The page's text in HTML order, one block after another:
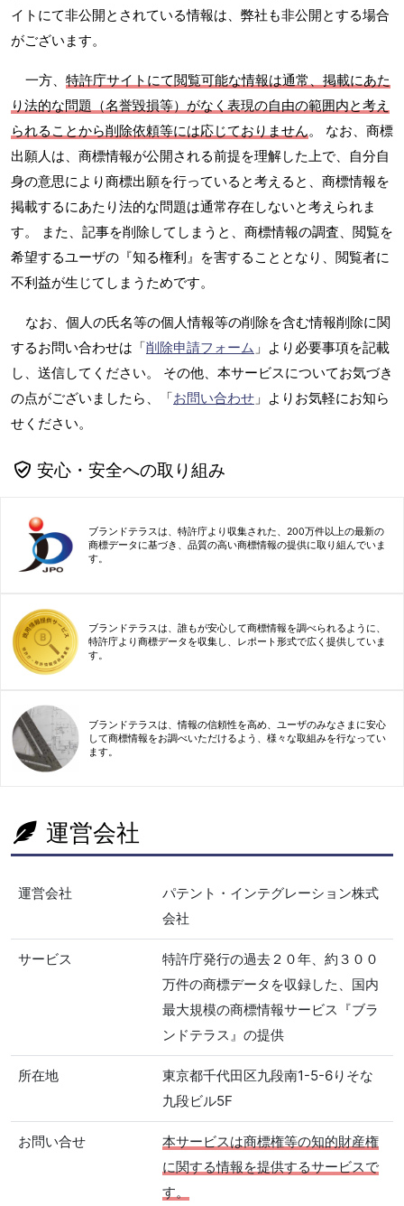
イトにて非公開とされている情報は、弊社も非公開とする場合
がございます。
一方、 特許庁サイトにて閲覧可能な情報は通常、掲載にあた
り法的な問題（名誉毀損等）がなく表現の自由の範囲内と考え
られることから削除依頼等には応じておりません。 なお、商標
出願人は、商標情報が公開される前提を理解した上で、自分自
身の意思により商標出願を行っていると考えると、商標情報を
掲載するにあたり法的な問題は通常存在しないと考えられま
す。 また、記事を削除してしまうと、商標情報の調査、閲覧を
希望するユーザの『知る権利』を害することとなり、閲覧者に
不利益が生じてしまうためです。
なお、個人の氏名等の個人情報等の削除を含む情報削除に関
するお問い合わせは「削除申請フォーム 」より必要事項を記載
し、送信してください。 その他、本サービスについてお気づき
の点がございましたら、「お問い合わせ 」よりお気軽にお知ら
せください。
安心・安全への取り組み
ブランドテラスは、特許庁より収集された、200万件以上の最新の
商標データに基づき、品質の高い商標情報の提供に取り組んでいま
す。
ブランドテラスは、誰もが安心して商標情報を調べられるように、
特許庁より商標データを収集し、レポート形式で広く提供していま
す。
ブランドテラスは、情報の信頼性を高め、ユーザのみなさまに安心
して商標情報をお調べいただけるよう、様々な取組みを行なってい
ます。
運営会社
運営会社
パテント・インテグレーション株式
会社
サービス
特許庁発行の過去２０年、約３００
万件の商標データを収録した、国内
最大規模の商標情報サービス『ブラ
ンドテラス』の提供
所在地
東京都千代田区九段南1-5-6りそな
九段ビル5F
お問い合せ
本サービスは商標権等の知的財産権
に関する情報を提供するサービスで
す。